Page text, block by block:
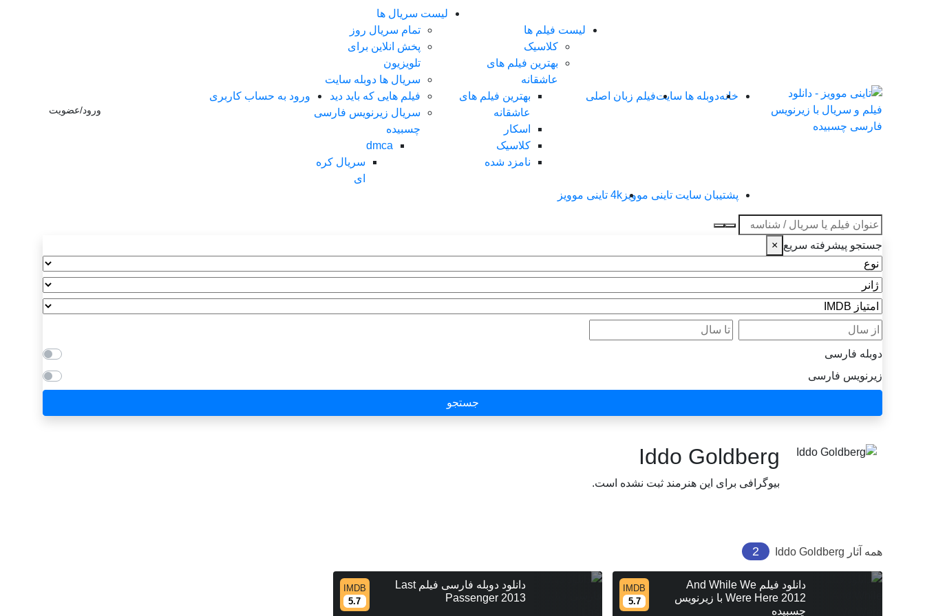
خانهدوبله ها سایتفیلم زبان اصلی
لیست فیلم ها
کلاسیک
بهترین فیلم های
عاشقانه
بهترین فیلم های
عاشقانه
اسکار
کلاسیک
نامزد شده
لیست سریال ها
تمام سریال روز
پخش انلاین برای
تلویزیون
سریال ها دوبله سایت
فیلم هایی که باید دید
سریال زیرنویس فارسی
چسبیده
dmca
سریال کره
ای
ورود به حساب کاربری
پشتیبان سایت تاینی موویز4k تاینی موویز
ورود/عضویت
عنوان جستجو
جستجو پیشرفته سریع ×
نوع
ژانر
امتیاز IMDB
از سال
تا سال
دوبله فارسی
زیرنویس فارسی
جستجو
Iddo Goldberg
بیوگرافی برای این هنرمند ثبت نشده است.
همه آثار Iddo Goldberg
2
دانلود فیلم And While We
Were Here 2012 با زیرنویس
چسبیده
IMDB
5.7
دانلود دوبله فارسی فیلم Last
Passenger 2013
IMDB
5.7